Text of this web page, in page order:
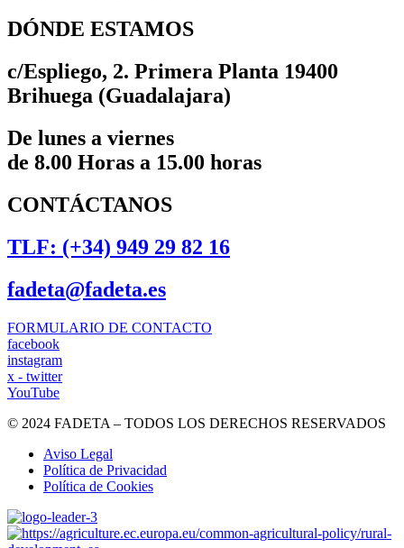
DÓNDE ESTAMOS
c/Espliego, 2. Primera Planta 19400
Brihuega (Guadalajara)
De lunes a viernes
de 8.00 Horas a 15.00 horas
CONTÁCTANOS
TLF: (+34) 949 29 82 16
fadeta@fadeta.es
FORMULARIO DE CONTACTO
facebook
instagram
x - twitter
YouTube
© 2024 FADETA – TODOS LOS DERECHOS RESERVADOS
Aviso Legal
Política de Privacidad
Política de Cookies